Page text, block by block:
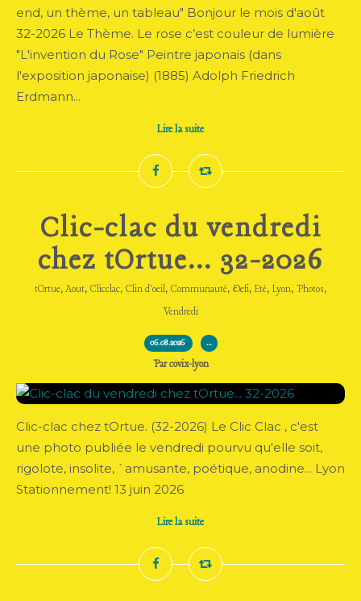
end, un thème, un tableau" Bonjour le mois d'août
32-2026 Le Thème. Le rose c’est couleur de lumière
"L'invention du Rose" Peintre japonais (dans
l'exposition japonaise) (1885) Adolph Friedrich
Erdmann...
Lire la suite
Clic-clac du vendredi
chez tOrtue... 32-2026
tOrtue,Aout, Clicclac, Clin d'oeil, Communauté, Defi, Eté, Lyon, Photos,
Vendredi
06.08.2026 …
Par covix-lyon
Clic-clac chez tOrtue. (32-2026) Le Clic Clac , c'est
une photo publiée le vendredi pourvu qu'elle soit,
rigolote, insolite, `amusante, poétique, anodine... Lyon
Stationnement! 13 juin 2026
Lire la suite